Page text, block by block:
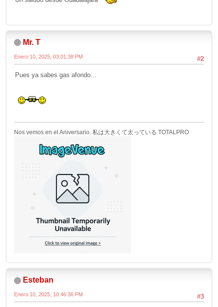
Mr. T
#2
Enero 10, 2025, 03:01:38 PM
Pues ya sabes gas afondo...
Nos vemos en el Aniversario. 私は大きくて太っている TOTALPRO
Esteban
#3
Enero 10, 2025, 10:46:36 PM